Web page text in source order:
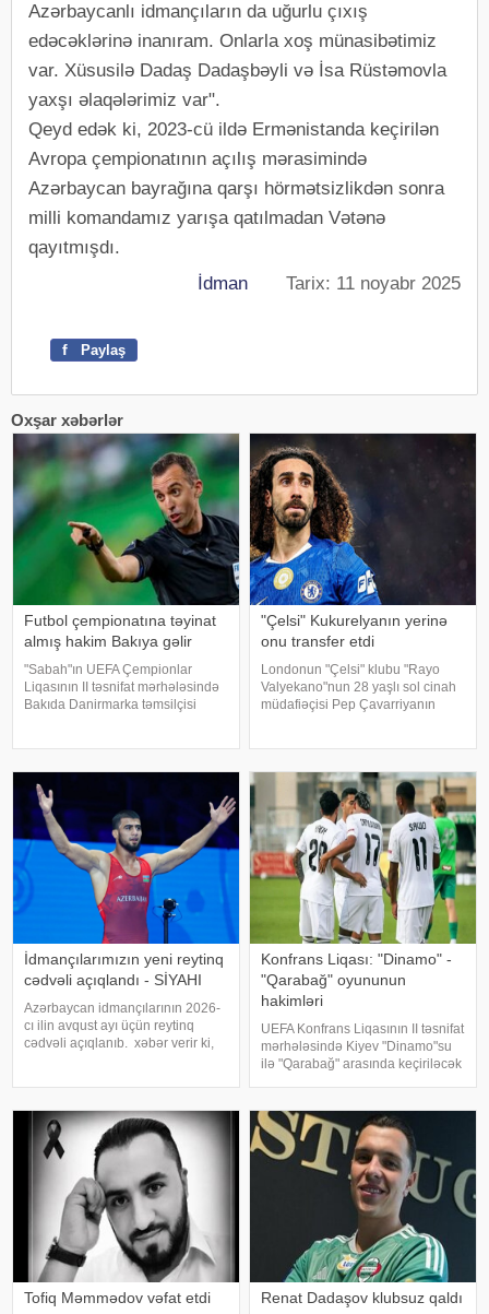
Azərbaycanlı idmançıların da uğurlu çıxış
edəcəklərinə inanıram. Onlarla xoş münasibətimiz
var. Xüsusilə Dadaş Dadaşbəyli və İsa Rüstəmovla
yaxşı əlaqələrimiz var".
Qeyd edək ki, 2023-cü ildə Ermənistanda keçirilən
Avropa çempionatının açılış mərasimində
Azərbaycan bayrağına qarşı hörmətsizlikdən sonra
milli komandamız yarışa qatılmadan Vətənə
qayıtmışdı.
İdman Tarix: 11 noyabr 2025
f Paylaş
Oxşar xəbərlər
Futbol çempionatına təyinat
almış hakim Bakıya gəlir
"Sabah"ın UEFA Çempionlar
Liqasının II təsnifat mərhələsində
Bakıda Danirmarka təmsilçisi
istinadən xəbər veri
"Çelsi" Kukurelyanın yerinə
onu transfer etdi
Londonun "Çelsi" klubu "Rayo
Valyekano"nun 28 yaşlı sol cinah
müdafiəçisi Pep Çavarriyanın
İdmançılarımızın yeni reytinq
cədvəli açıqlandı - SİYAHI
Azərbaycan idmançılarının 2026-
cı ilin avqust ayı üçün reytinq
cədvəli açıqlanıb. xəbər verir ki,
güləşçi Giorgi Meşvildişvili (46
Konfrans Liqası: "Dinamo" -
"Qarabağ" oyununun
hakimləri
UEFA Konfrans Liqasının II təsnifat
mərhələsində Kiyev "Dinamo"su
ilə "Qarabağ" arasında keçiriləcək
qarşılaşmanı danimarkalı FİFA
referis
Tofiq Məmmədov vəfat etdi Renat Dadaşov klubsuz qaldı